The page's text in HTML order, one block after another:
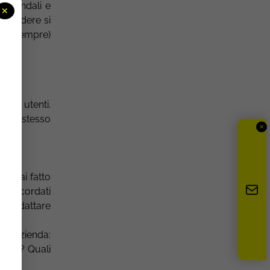
e
vendere si
sempre)
utenti.
lo stesso
hai fatto
Ricordati
adattare
Quali
✕
✕